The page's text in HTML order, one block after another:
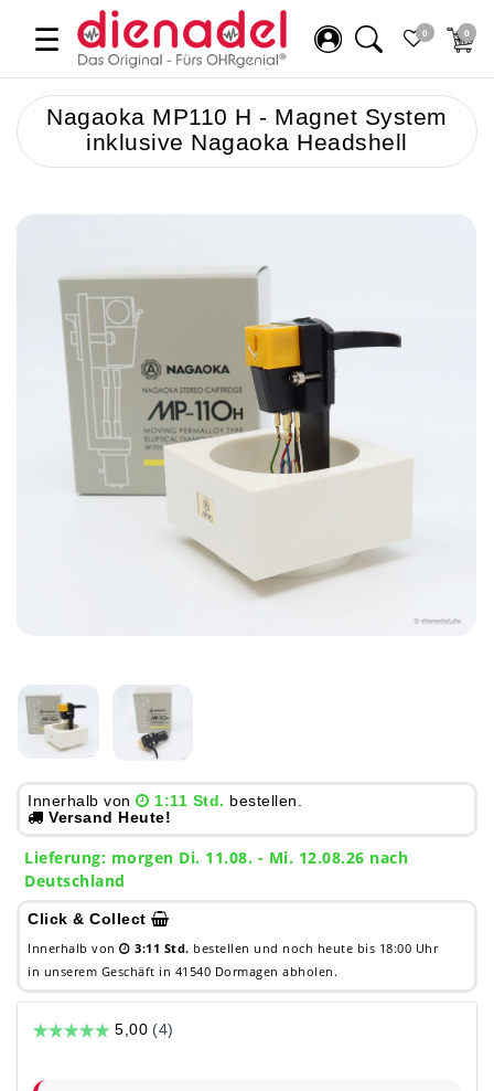
☰ 0 0
Nagaoka MP110 H - Magnet System
inklusive Nagaoka Headshell
Innerhalb von 1:11 Std. bestellen.
Versand Heute!
Lieferung: morgen Di. 11.08. - Mi. 12.08.26 nach
Deutschland
Click & Collect
Innerhalb von 3:11 Std. bestellen und noch heute bis 18:00 Uhr
in unserem Geschäft in 41540 Dormagen abholen.